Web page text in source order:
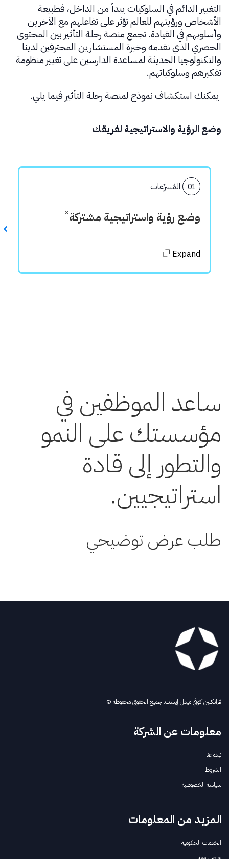
التغيير الدائم في السلوكيات يبدأ من الداخل، فطبيعة
الأشخاص ورؤيتهم للعالم تؤثر على تفاعلهم مع الآخرين
وأسلوبهم في القيادة. تجمع منصة رحلة التأثير بين المحتوى
الحصري الذي نقدمه وخبرة المستشارين المحترفين لدينا
والتكنولوجيا الحديثة لمساعدة الدارسين على تغيير منظومة
تفكيرهم وسلوكياتهم.
يمكنك استكشاف نموذج لمنصة رحلة التأثير فيما يلي.
وضع الرؤية والاستراتيجية لفريقك
01 المُسرِّعات
وضع رؤية واستراتيجية مشتركة®
Expand
ساعد الموظفين في
مؤسستك على النمو
والتطور إلى قادة
استراتيجيين.
طلب عرض توضيحي
فرانكلين كوفي ميدل إيست. جميع الحقوق محفوظة ©
معلومات عن الشركة
نبذة عنا
الشروط
سياسة الخصوصية
المزيد من المعلومات
الخدمات الحكومية